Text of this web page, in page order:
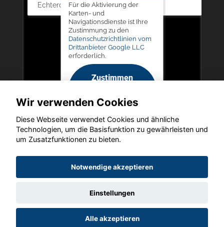
EchterdingenFür die Aktivierung der
Karten- und
Navigationsdienste ist Ihre
Zustimmung zu den
Datenschutzrichtlinien vom
Drittanbieter Google LLC
erforderlich.
Zustimmen
aktivieren
Copyright © 2026. Autohaus Auch-Schwarz
Datenschutz Impressum AGB
Wir verwenden Cookies
Diese Webseite verwendet Cookies und ähnliche
Technologien, um die Basisfunktion zu gewährleisten und
um Zusatzfunktionen zu bieten.
Notwendige akzeptieren
Einstellungen
Alle akzeptieren